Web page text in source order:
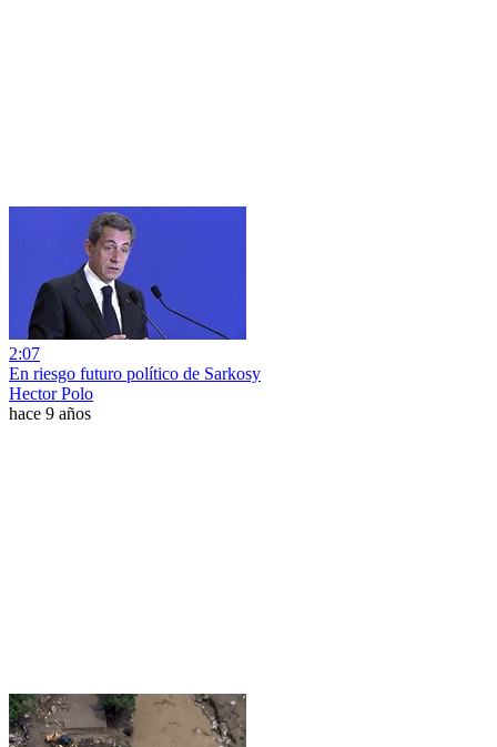
2:07
En riesgo futuro político de Sarkosy
Hector Polo
hace 9 años